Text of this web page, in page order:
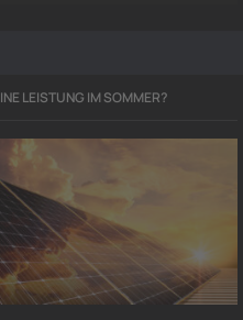
LEISTUNG IM SOMMER?